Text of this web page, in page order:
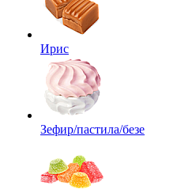
Ирис
Зефир/пастила/безе